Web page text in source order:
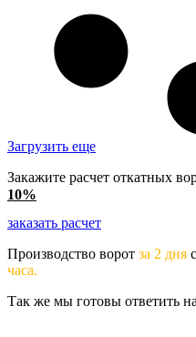
Загрузить еще
Закажите расчет откатных
10%
заказать расчет
Производство ворот за 2 дня
часа.
Так же мы готовы ответить